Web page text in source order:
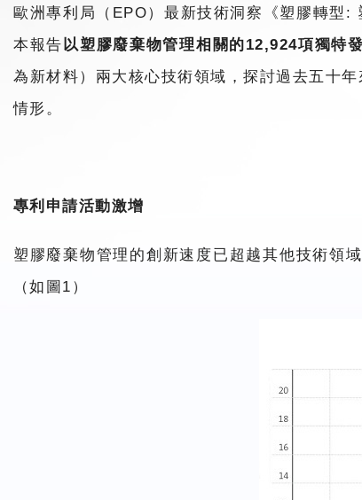
歐洲專利局（EPO）最新技術洞察《塑膠轉型:
本報告 以塑膠廢棄物管理相關的12,924項獨特
為新材料）兩大核心技術領域，探討過去五十
情形。
專利申請活動激增
塑膠廢棄物管理的創新速度已超越其他技術領
（如圖1）